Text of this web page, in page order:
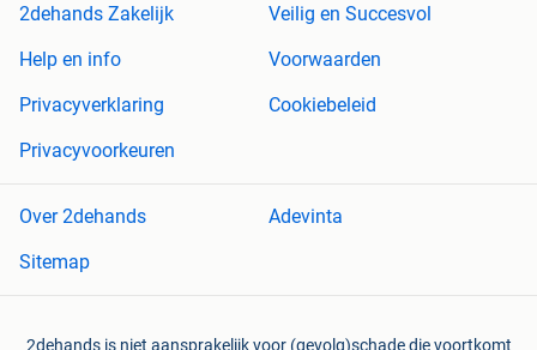
2dehands Zakelijk
Veilig en Succesvol
Help en info
Voorwaarden
Privacyverklaring
Cookiebeleid
Privacyvoorkeuren
Over 2dehands
Adevinta
Sitemap
2dehands is niet aansprakelijk voor (gevolg)schade die voortkomt